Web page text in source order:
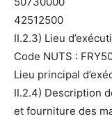
42512500
II.2.3) Lieu
Code NUTS :
Lieu principal
II.2.4) Description
et fourniture des